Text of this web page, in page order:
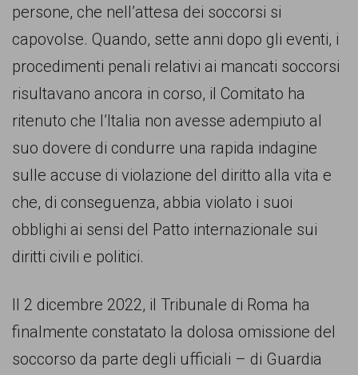
persone, che nell’attesa dei soccorsi si
capovolse. Quando, sette anni dopo gli eventi, i
procedimenti penali relativi ai mancati soccorsi
risultavano ancora in corso, il Comitato ha
ritenuto che l’Italia non avesse adempiuto al
suo dovere di condurre una rapida indagine
sulle accuse di violazione del diritto alla vita e
che, di conseguenza, abbia violato i suoi
obblighi ai sensi del Patto internazionale sui
diritti civili e politici.
Il 2 dicembre 2022, il Tribunale di Roma ha
finalmente constatato la dolosa omissione del
soccorso da parte degli ufficiali – di Guardia